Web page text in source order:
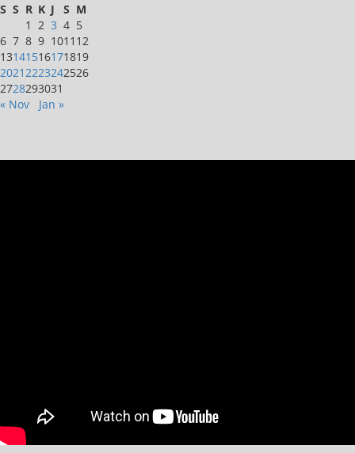
S S R K J S M
1
2 3 4 5
6 7 8 9 1011 12
13141516171819
2021 2223242526
2728293031
« Nov
Jan »